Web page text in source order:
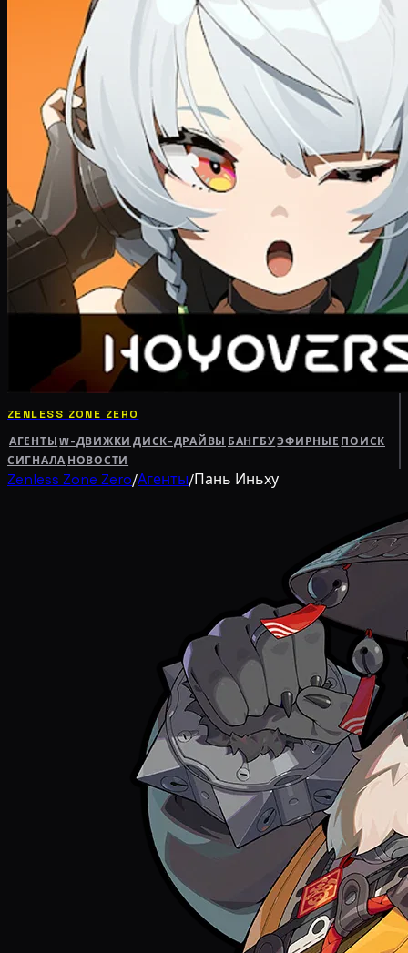
ZENLESS ZONE ZERO
АГЕНТЫ W-ДВИЖКИ ДИСК-ДРАЙВЫ БАНГБУЭФИРНЫЕ ПОИСК
СИГНАЛА НОВОСТИ
Zenless Zone Zero/Агенты/Пань Иньху